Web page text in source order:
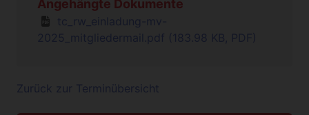
Angehängte Dokumente
tc_rw_einladung-mv-
2025_mitgliedermail.pdf (183.98 KB, PDF)
Zurück zur Terminübersicht